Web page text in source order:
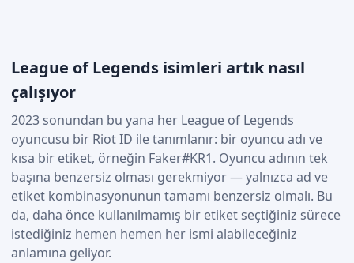
League of Legends isimleri artık nasıl
çalışıyor
2023 sonundan bu yana her League of Legends
oyuncusu bir Riot ID ile tanımlanır: bir oyuncu adı ve
kısa bir etiket, örneğin Faker#KR1. Oyuncu adının tek
başına benzersiz olması gerekmiyor — yalnızca ad ve
etiket kombinasyonunun tamamı benzersiz olmalı. Bu
da, daha önce kullanılmamış bir etiket seçtiğiniz sürece
istediğiniz hemen hemen her ismi alabileceğiniz
anlamına geliyor.